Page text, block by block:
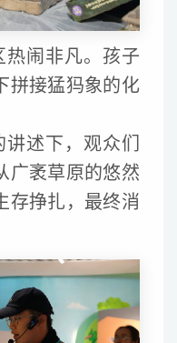
热闹非凡。孩子
拼接猛犸象的化
述下，观众们
广袤草原的悠然
存挣扎，最终消